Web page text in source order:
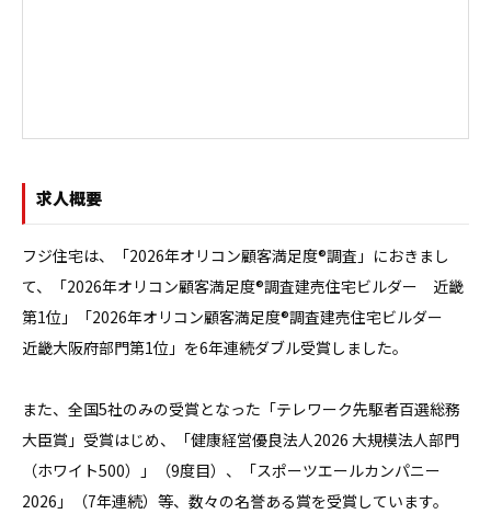
求人概要
フジ住宅は、「2026年オリコン顧客満足度®調査」におきまし
て、「2026年オリコン顧客満足度®調査建売住宅ビルダー　近畿
第1位」「2026年オリコン顧客満足度®調査建売住宅ビルダー
近畿大阪府部門第1位」を6年連続ダブル受賞しました。
また、全国5社のみの受賞となった「テレワーク先駆者百選総務
大臣賞」受賞はじめ、「健康経営優良法人2026 大規模法人部門
（ホワイト500）」（9度目）、「スポーツエールカンパニー
2026」（7年連続）等、数々の名誉ある賞を受賞しています。